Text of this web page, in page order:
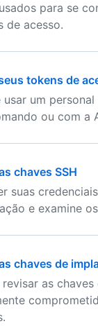
para se
de acesso.
tokens de
um
ou com a
chaves SSH
suas
e examine
chaves de
as